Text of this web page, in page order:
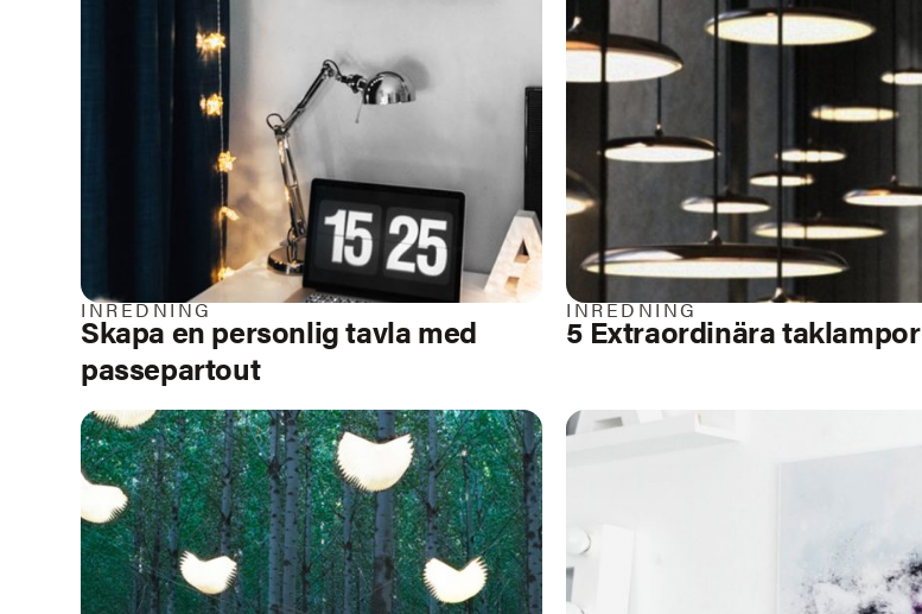
INREDNING
Skapa en personlig tavla med
passepartout
INREDNING
5 Extraordinära taklampor